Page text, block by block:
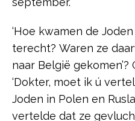
‘Hoe kwamen de
terecht? Waren ze
naar België
‘Dokter, moet ik ú
Joden in Polen en
vertelde dat ze